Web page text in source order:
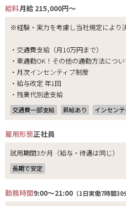
給料月給 215,000円～
※経験・実力を考慮し当社規定により
・交通費支給（月10万円まで）
・車通勤OK！その他の通勤方法につ
・月次インセンティブ制度
・給与改定 年1回
・残業代別途支給
交通費一部支給 昇給あり インセン
雇用形態正社員
試用期間3か月（給与・待遇は同じ）
長期で安定
勤務時間9:00～21:00 （1日実働7時間30